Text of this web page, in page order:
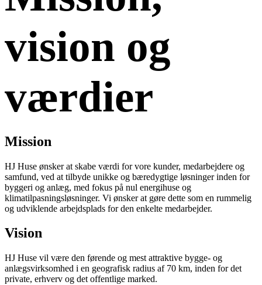
vision og
værdier
Mission
HJ Huse ønsker at skabe værdi for vore kunder, medarbejdere og
samfund, ved at tilbyde unikke og bæredygtige løsninger inden for
byggeri og anlæg, med fokus på nul energihuse og
klimatilpasningsløsninger. Vi ønsker at gøre dette som en rummelig
og udviklende arbejdsplads for den enkelte medarbejder.
Vision
HJ Huse vil være den førende og mest attraktive bygge- og
anlægsvirksomhed i en geografisk radius af 70 km, inden for det
private, erhverv og det offentlige marked.​